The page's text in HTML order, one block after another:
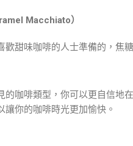
Macchiato）
歡甜味咖啡的人士準備的，焦
的咖啡類型，你可以更自信地
讓你的咖啡時光更加愉快。